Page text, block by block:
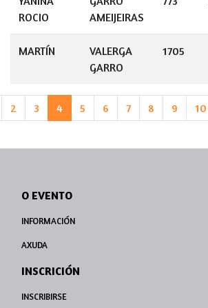
ROCIO
AMEIJEIRAS
MARTÍN
VALERGA
GARRO
1705
2 3 4 5 6 7 8 9 10
O EVENTO
INFORMACIÓN
AXUDA
INSCRICIÓN
INSCRIBIRSE